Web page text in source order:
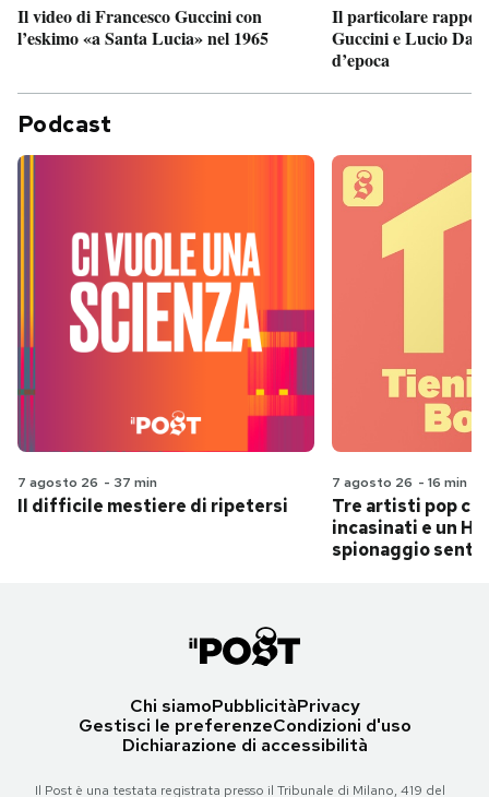
Il video di Francesco Guccini con
l’eskimo «a Santa Lucia» nel 1965
Il particolare
Guccini e Lucio
d’epoca
Podcast
7 agosto 26 - 37 min
Il difficile mestiere di ripetersi
7 agosto 26 - 16 min
Tre artisti pop
incasinati e un
spionaggio
Chi siamoPubblicitàPrivacy
Gestisci le preferenzeCondizioni d'uso
Dichiarazione di accessibilità
Il Post è una testata registrata presso il Tribunale di Milano, 419 del